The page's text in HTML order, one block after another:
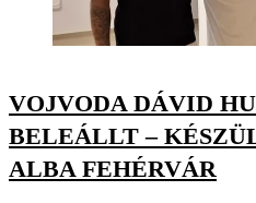
VOJVODA DÁVID
BELEÁLLT –
ALBA FEHÉRVÁR